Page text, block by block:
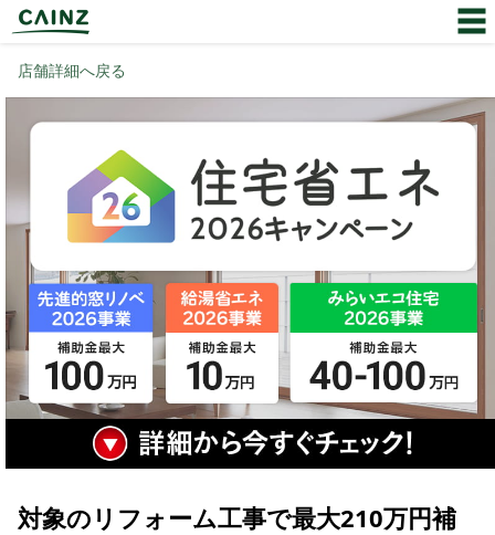
店舗詳細へ戻る
対象のリフォーム工事で最大210万円補